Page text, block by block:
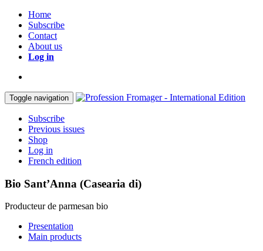
Home
Subscribe
Contact
About us
Log in
Toggle navigation
Subscribe
Previous issues
Shop
Log in
French edition
Bio Sant’Anna (Casearia di)
Producteur de parmesan bio
Presentation
Main products